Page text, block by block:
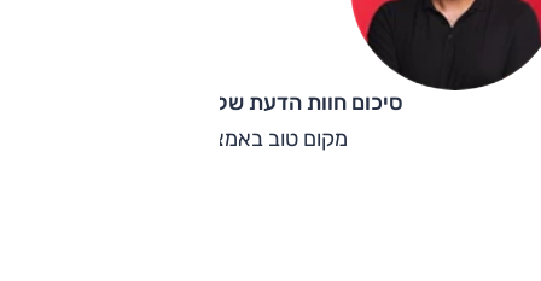
סיכום חוות הדעת של קינן כהן
מקום טוב באמצע.